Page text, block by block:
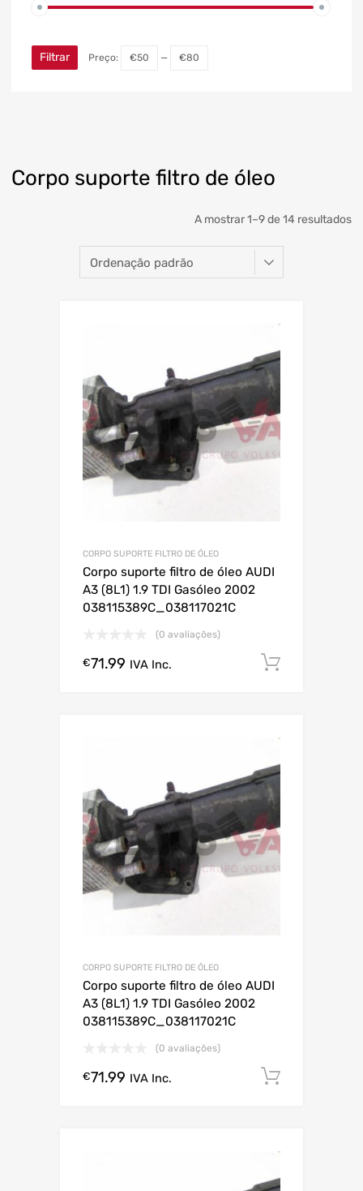
Corpo suporte filtro de óleo
A mostrar 1–9 de 14 resultados
CORPO SUPORTE FILTRO DE ÓLEO
Corpo suporte filtro de óleo AUDI
A3 (8L1) 1.9 TDI Gasóleo 2002
038115389C_038117021C
(0 avaliações)
€71.99 IVA Inc.
CORPO SUPORTE FILTRO DE ÓLEO
Corpo suporte filtro de óleo AUDI
A3 (8L1) 1.9 TDI Gasóleo 2002
038115389C_038117021C
(0 avaliações)
€71.99 IVA Inc.
Filtrar Preço: €50 — €80